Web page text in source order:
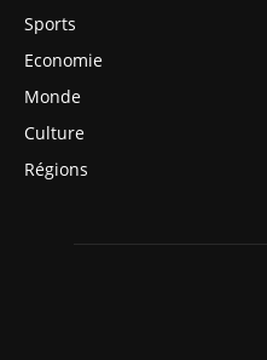
Sports
Economie
Monde
Culture
Régions